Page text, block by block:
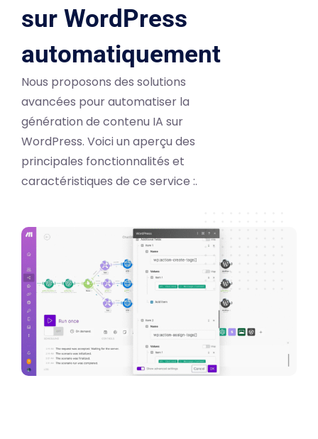
sur WordPress
automatiquement
Nous proposons des solutions
avancées pour automatiser la
génération de contenu IA sur
WordPress. Voici un aperçu des
principales fonctionnalités et
caractéristiques de ce service :.